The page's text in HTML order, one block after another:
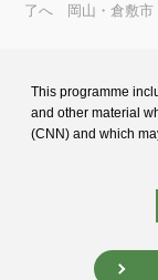
了へ 岡山・倉敷市
This programme
and other material
(CNN) and which